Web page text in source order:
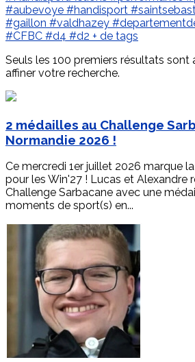
#aubevoye #handisport
#gaillon #valdhazey
#CFBC #d4 #d2 + de tags
Seuls les 100 premiers résultats sont
affiner votre recherche.
2 médailles au Challenge
Normandie 2026 !
Ce mercredi 1er juillet 2026 marque
pour les Win'27 ! Lucas et Alexandre
Challenge Sarbacane avec une
moments de sport(s) en...